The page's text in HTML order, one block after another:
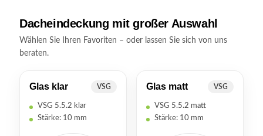
Dacheindeckung mit großer Auswahl
Wählen Sie Ihren Favoriten – oder lassen Sie sich von uns
beraten.
Glas klar VSG
VSG 5.5.2 klar
Stärke: 10 mm
Glas matt VSG
VSG 5.5.2 matt
Stärke: 10 mm